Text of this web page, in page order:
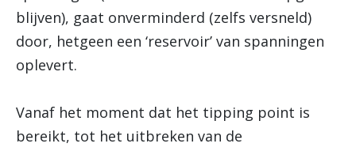
blijven), gaat onverminderd (zelfs versneld)
door, hetgeen een ‘reservoir’ van spanningen
oplevert.
Vanaf het moment dat het tipping point is
bereikt, tot het uitbreken van de